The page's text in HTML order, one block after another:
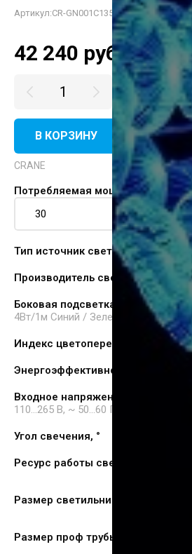
Артикул:CR-GN001C13530
42 240 руб.
В КОРЗИНУ КУПИТЬ
CRANE
Потребляемая мощность (Вт)
Тип источник света LED модуль
Производитель светодиода
Боковая подсветка
4Вт/1м Синий / Зеленый / Красный
Индекс цветопередачи, CRI (Ra)≥
Энергоэффективность :>
Входное напряжение и частота:
110…265 В, ~ 50…60 Гц
Угол свечения, °
Ресурс работы светодиодов
Размер светильника: мм
Размер проф трубы